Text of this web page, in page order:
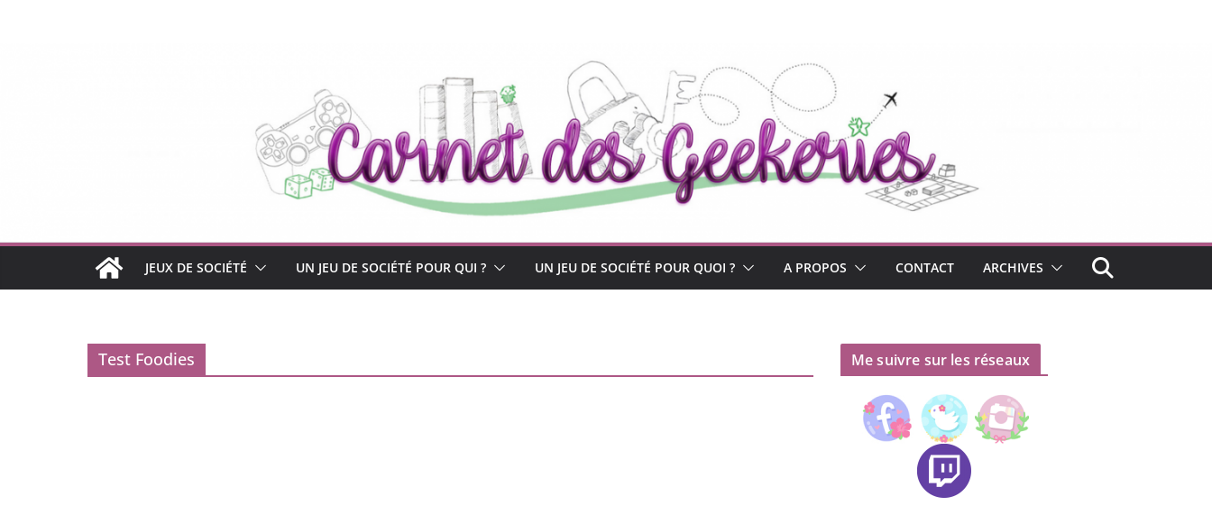
JEUX DE SOCIÉTÉ UN JEU DE SOCIÉTÉ POUR QUI ? UN JEU DE SOCIÉTÉ POUR QUOI ? A PROPOS CONTACT ARCHIVES
Test Foodies Me suivre sur les réseaux